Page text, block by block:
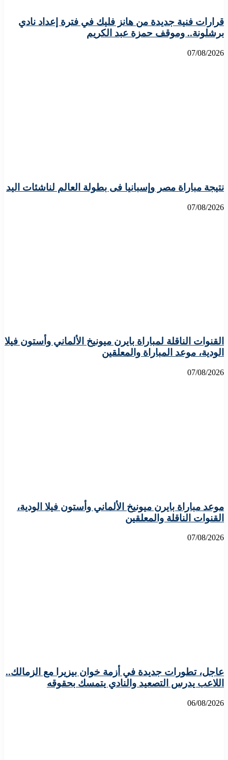
قرارات فنية جديدة من هانز فليك في فترة إعداد نادي
برشلونة.. وموقف حمزة عبد الكريم
07/08/2026
نتيجة مباراة مصر وإسبانيا فى بطولة العالم لناشئات اليد
07/08/2026
القنوات الناقلة لمباراة بايرن ميونيخ الألماني وأستون فيلا
الودية، موعد المباراة والمعلقين
07/08/2026
موعد مباراة بايرن ميونيخ الألماني وأستون فيلا الودية،
القنوات الناقلة والمعلقين
07/08/2026
عاجل، تطورات جديدة في أزمة خوان بيزيرا مع الزمالك..
اللاعب يدرس التصعيد والنادي يتمسك بحقوقه
06/08/2026